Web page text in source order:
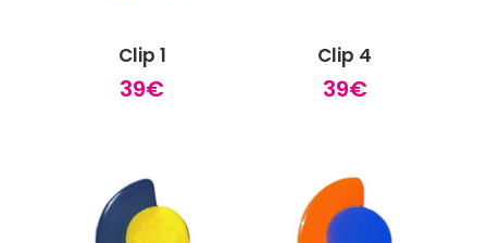
Clip 1
39€
Clip 4
39€